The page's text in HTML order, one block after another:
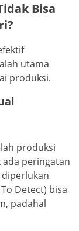
Bisa
utama
produksi.
produksi
peringatan
diperlukan
Detect) bisa
padahal